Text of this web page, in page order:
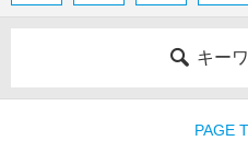
キー
PAGE